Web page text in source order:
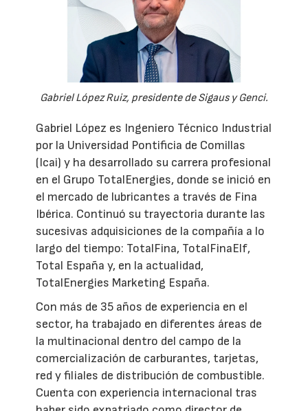
Gabriel López Ruiz, presidente de Sigaus y Genci.
Gabriel López es Ingeniero Técnico Industrial
por la Universidad Pontificia de Comillas
(Icai) y ha desarrollado su carrera profesional
en el Grupo TotalEnergies, donde se inició en
el mercado de lubricantes a través de Fina
Ibérica. Continuó su trayectoria durante las
sucesivas adquisiciones de la compañía a lo
largo del tiempo: TotalFina, TotalFinaElf,
Total España y, en la actualidad,
TotalEnergies Marketing España.
Con más de 35 años de experiencia en el
sector, ha trabajado en diferentes áreas de
la multinacional dentro del campo de la
comercialización de carburantes, tarjetas,
red y filiales de distribución de combustible.
Cuenta con experiencia internacional tras